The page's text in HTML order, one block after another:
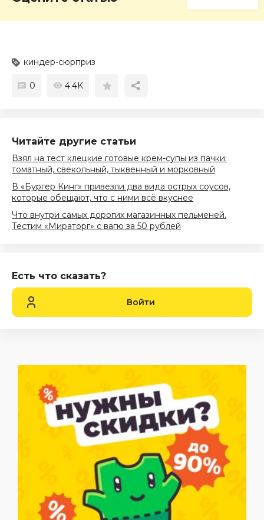
киндер-сюрприз
0 4.4K
Читайте другие статьи
Взял на тест клецкие готовые крем-супы из пачки:
томатный, свекольный, тыквенный и морковный
В «Бургер Кинг» привезли два вида острых соусов,
которые обещают, что с ними всё вкуснее
Что внутри самых дорогих магазинных пельменей.
Тестим «Мираторг» с вагю за 50 рублей
Есть что сказать?
Войти